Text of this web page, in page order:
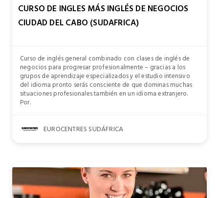
CURSO DE INGLES MÁS INGLÉS DE NEGOCIOS
CIUDAD DEL CABO (SUDAFRICA)
Curso de inglés general combinado con clases de inglés de
negocios para progresar profesionalmente – gracias a los
grupos de aprendizaje especializados y el estudio intensivo
del idioma pronto serás consciente de que dominas muchas
situaciones profesionales también en un idioma extranjero.
Por.
EUROCENTRES SUDÁFRICA